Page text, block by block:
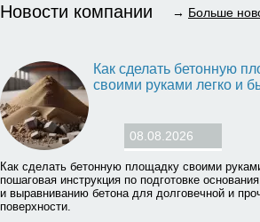
Новости компании → Больше
Как сделать бетонную
своими руками легко и
08.08.2026
Как сделать бетонную площадку своими
пошаговая инструкция по подготовке
и выравниванию бетона для долговечной и
поверхности.